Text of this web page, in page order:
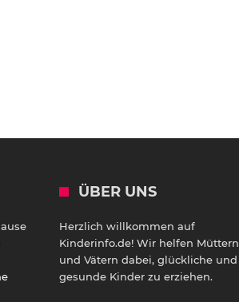
ÜBER UNS
Herzlich willkommen auf
Kinderinfo.de! Wir helfen Müttern
und Vätern dabei, glückliche und
gesunde Kinder zu erziehen.